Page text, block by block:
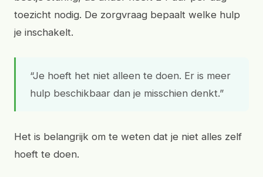
toezicht nodig. De zorgvraag bepaalt welke hulp
je inschakelt.
“Je hoeft het niet alleen te doen. Er is meer
hulp beschikbaar dan je misschien denkt.”
Het is belangrijk om te weten dat je niet alles zelf
hoeft te doen.